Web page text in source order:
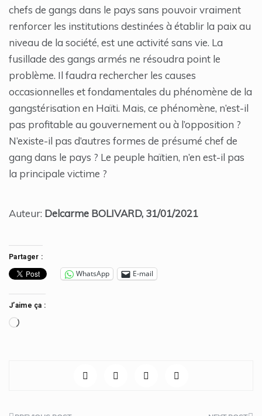
chefs de gangs dans le pays sans pouvoir vraiment
renforcer les institutions destinées à établir la paix au
niveau de la société, est une activité sans vie. La
fusillade des gangs armés ne résoudra point le
problème. Il faudra rechercher les causes
occasionnelles et fondamentales du phénomène de la
gangstérisation en Haïti. Mais, ce phénomène, n’est-il
pas profitable au gouvernement ou à l’opposition ?
N’existe-il pas d’autres formes de présumé chef de
gang dans le pays ? Le peuple haïtien, n’en est-il pas
la principale victime ?
Auteur: Delcarme BOLIVARD, 31/01/2021
Partager :
WhatsApp E-mail
J’aime ça :
Chargement…